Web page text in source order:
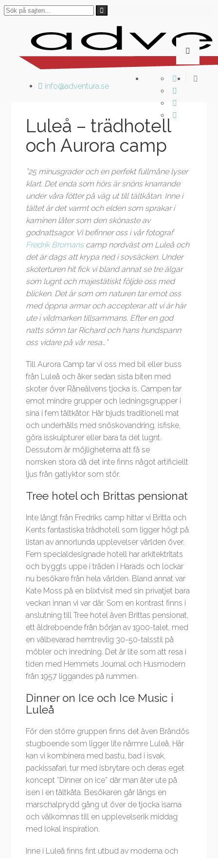
info@adventura.se
Luleå – trädhotell
och Aurora camp
”25 minusgrader och en perfekt fullmåne lyser
klart. Det enda som hörs är snöns knarrande
under våra fötter på väg ut till tältkåtan. Inne i
tältet är det varmt och elden som sprakar i
kaminen låter som den skönaste av
godnattsagor. Vi befinner oss i vår fotograf
Fredrik Bromanscamp nordväst om Luleå och
det är dags att krypa ned i sovsäcken. Under
skoterturen hit fick vi bland annat se tre älgar
som lugnt och majestätiskt följde oss med
blicken. Det är som om naturen tar emot oss
med öppna armar och accepterar att vi är här
ute i vildmarken tillsammans. Efter en god
natts sömn tar Richard och hans hundspann
oss vidare på vår resa…”
Till Aurora Camp tar vi oss med bil eller buss
från Luleå och åker sedan sista biten med
skoter över Råneälvens tjocka is. Campen tar
emot mindre grupper och ledningsgrupper i
sina i fem tältkåtor. Här bjuds traditionell mat
och underhålls med snöskovandring, isfiske,
göra isskulpturer eller bara ta det lugnt.
Dessutom är möjligheterna att få se
norrsken stora då det inte finns något artificiellt
ljus från gatlyktor som stör.
Tree hotel och Brittas pensionat
Inte långt från Fredriks camp hittar vi Britta och
Kents fantastiska trädhotell som ligger högt på
listan av annorlunda upplevelser världen över.
Fem specialdesignade hotell har arkitektritats
och byggts uppe i träden i Harads och lockar
nu besökare från hela världen. Bland annat var
Kate Moss på en blixtvisit med sin privatjet bara
veckan innan vi var där. Som en kontrast finns i
anslutning till Tree hotel även Brittas pensionat,
ett äldreboende från början av 1900-talet, med
en välbevarad hemtrevlig 30-50-talsstil på
möbler och inredning. Det är lite som att resa i
tiden med Hemmets Journal och Husmodern
från 1957 liggandes på rummen.
Dinner on Ice och Ice Music i
Luleå
För den större gruppen finns det även Brändös
stugboende som ligger lite närmre Luleå. Här
kan vi kombinera med bastu, bad i isvak,
packissafari, tur med isbrytare och deras eget
koncept ”Dinner on ice” där man äter ute på
isen i en tältkåta. Besökaren går längs en
marschalprydd gång ut över de tjocka isarna
och välkomnas till en upplevelserik middag
med lokal inspiration.
Inne i Luleå finns fint utbud av moderna och